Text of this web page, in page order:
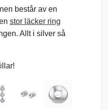
består av en
stor läcker ring
Allt i silver så